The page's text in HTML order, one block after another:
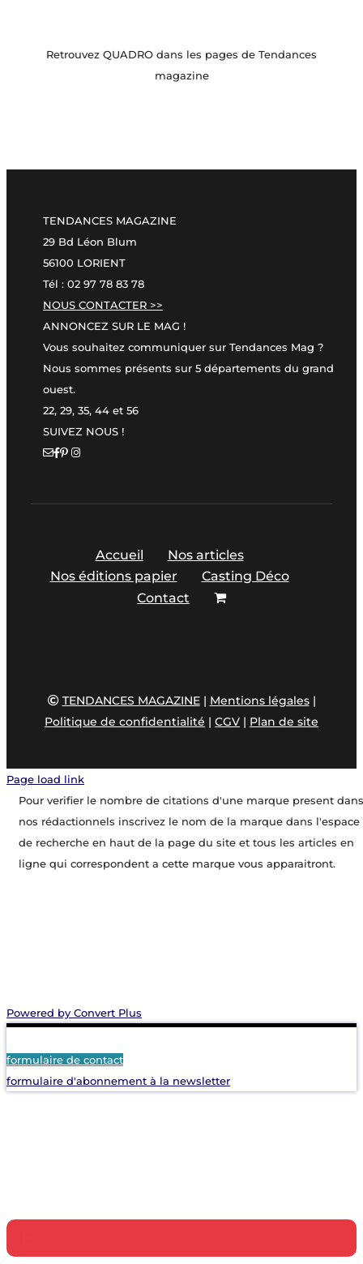
Retrouvez QUADRO dans les pages de Tendances
magazine
TENDANCES MAGAZINE
29 Bd Léon Blum
56100 LORIENT
Tél : 02 97 78 83 78
NOUS CONTACTER >>
ANNONCEZ SUR LE MAG !
Vous souhaitez communiquer sur Tendances Mag ?
Nous sommes présents sur 5 départements du grand
ouest.
22, 29, 35, 44 et 56
SUIVEZ NOUS !
Accueil
Nos articles
Nos éditions papier
Casting Déco
Contact
TENDANCES MAGAZINE| Mentions légales|
Politique de confidentialité | CGV | Plan de site
Page load link
Pour verifier le nombre de citations d'une marque present dans
nos rédactionnels inscrivez le nom de la marque dans l'espace
de recherche en haut de la page du site et tous les articles en
ligne qui correspondent a cette marque vous apparaitront.
Powered by Convert Plus
formulaire de contact
formulaire d'abonnement à la newsletter